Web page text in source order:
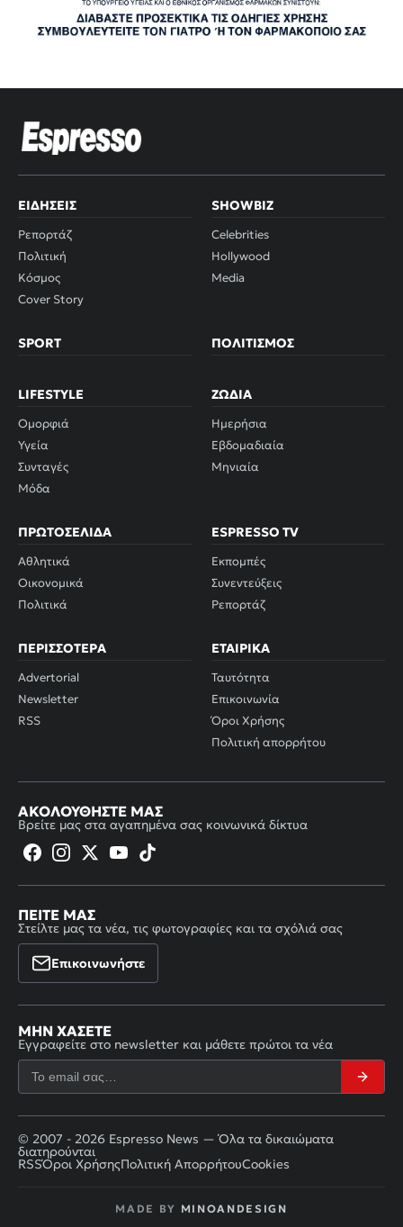
ΕΙΔΉΣΕΙΣ
Ρεπορτάζ
Πολιτική
Κόσμος
Cover Story
SHOWBIZ
Celebrities
Hollywood
Media
SPORT ΠΟΛΙΤΙΣΜΌΣ
LIFESTYLE
Ομορφιά
Υγεία
Συνταγές
Μόδα
ΖΏΔΙΑ
Ημερήσια
Εβδομαδιαία
Μηνιαία
ΠΡΩΤΟΣΈΛΙΔΑ
Αθλητικά
Οικονομικά
Πολιτικά
ESPRESSO TV
Εκπομπές
Συνεντεύξεις
Ρεπορτάζ
ΠΕΡΙΣΣΌΤΕΡΑ
Advertorial
Newsletter
RSS
ΕΤΑΙΡΙΚΆ
Ταυτότητα
Επικοινωνία
Όροι Χρήσης
Πολιτική απορρήτου
ΑΚΟΛΟΥΘΉΣΤΕ ΜΑΣ
Βρείτε μας στα αγαπημένα σας κοινωνικά δίκτυα
ΠΕΊΤΕ ΜΑΣ
Στείλτε μας τα νέα, τις φωτογραφίες και τα σχόλιά σας
Επικοινωνήστε
ΜΗΝ ΧΆΣΕΤΕ
Εγγραφείτε στο newsletter και μάθετε πρώτοι τα νέα
© 2007 - 2026 Espresso News — Όλα τα δικαιώματα
διατηρούνται
RSSΌροι ΧρήσηςΠολιτική ΑπορρήτουCookies
MADE BY MINOANDESIGN